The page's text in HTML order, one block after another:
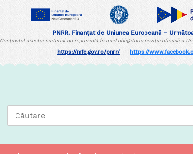
PNRR. Finanțat de Uniunea Europeană –
Conținutul acestui material nu reprezintă în mod obligatoriu poziția oficială a
https://mfe.gov.ro/pnrr/ https://